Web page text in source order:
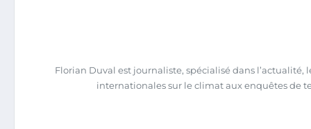
Florian Duval est journaliste, spécialisé dans
internationales sur le climat aux enquêtes de